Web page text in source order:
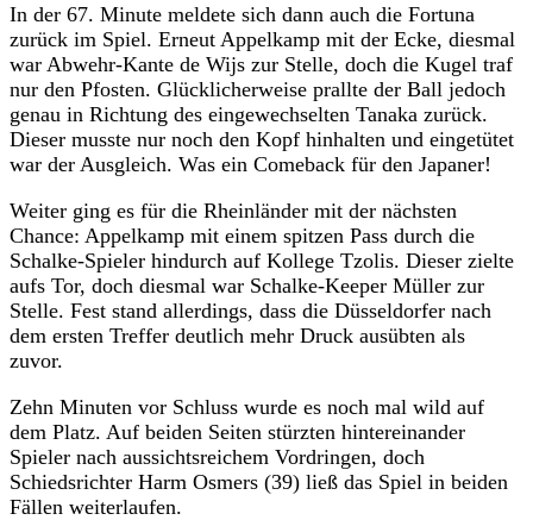
In der 67. Minute meldete sich dann auch die Fortuna
zurück im Spiel. Erneut Appelkamp mit der Ecke, diesmal
war Abwehr-Kante de Wijs zur Stelle, doch die Kugel traf
nur den Pfosten. Glücklicherweise prallte der Ball jedoch
genau in Richtung des eingewechselten Tanaka zurück.
Dieser musste nur noch den Kopf hinhalten und eingetütet
war der Ausgleich. Was ein Comeback für den Japaner!
Weiter ging es für die Rheinländer mit der nächsten
Chance: Appelkamp mit einem spitzen Pass durch die
Schalke-Spieler hindurch auf Kollege Tzolis. Dieser zielte
aufs Tor, doch diesmal war Schalke-Keeper Müller zur
Stelle. Fest stand allerdings, dass die Düsseldorfer nach
dem ersten Treffer deutlich mehr Druck ausübten als
zuvor.
Zehn Minuten vor Schluss wurde es noch mal wild auf
dem Platz. Auf beiden Seiten stürzten hintereinander
Spieler nach aussichtsreichem Vordringen, doch
Schiedsrichter Harm Osmers (39) ließ das Spiel in beiden
Fällen weiterlaufen.